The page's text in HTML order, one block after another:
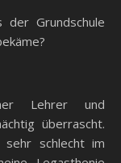
der Grundschule
Lehrer und
überrascht.
schlecht im